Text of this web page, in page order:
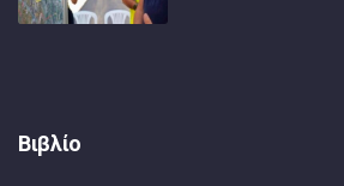
Βιβλίο